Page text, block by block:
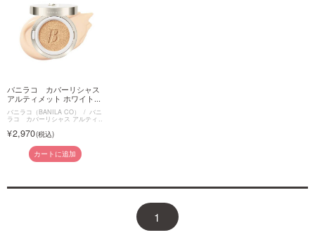
バニラコ カバーリシャス
アルティメット ホワイト...
バニラコ（BANILA CO） バニ
ラコ カバーリシャス アルティ
2,970
カートに追加
1